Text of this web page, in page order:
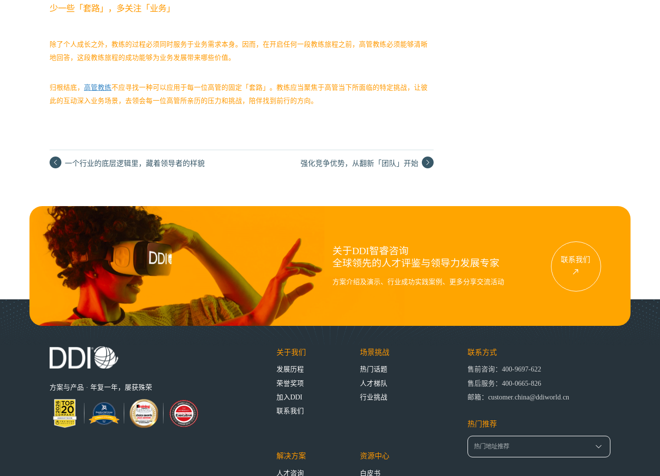
少一些「套路」，多关注「业务」
除了个人成长之外，教练的过程必须同时服务于业务需求本身。因而，在开启任何一段教练旅程之前，高管教练必须能够清晰
地回答，这段教练旅程的成功能够为业务发展带来哪些价值。
归根结底， 高管教练不应寻找一种可以应用于每一位高管的固定「套路」。教练应当聚焦于高管当下所面临的特定挑战，让彼
此的互动深入业务场景，去领会每一位高管所亲历的压力和挑战，陪伴找到前行的方向。
一个行业的底层逻辑里，藏着领导者的样貌 强化竞争优势，从翻新「团队」开始
关于DDI智睿咨询
全球领先的人才评鉴与领导力发展专家
方案介绍及演示、行业成功实践案例、更多分享交流活动
联系我们
方案与产品 · 年复一年，屡获殊荣
关于我们
发展历程
荣誉奖项
加入DDI
联系我们
场景挑战
热门话题
人才梯队
行业挑战
解决方案
人才咨询
资源中心
白皮书
联系方式
售前咨询：400-9697-622
售后服务：400-0665-826
邮箱：customer.china@ddiworld.cn
热门推荐